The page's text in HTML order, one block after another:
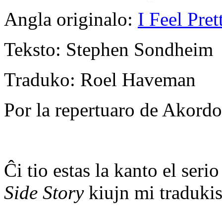
Angla originalo: I Feel
Teksto: Stephen Sondheim
Traduko: Roel Haveman
Por la repertuaro de Akordo
Ĉi tio estas la kanto el
Side Storykiujn mi